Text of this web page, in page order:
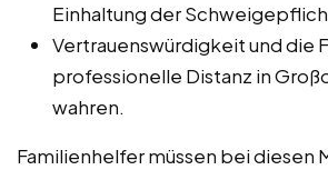
Einhaltung der
Vertrauenswürdigkeit und die
professionelle Distanz in
wahren.
Familienhelfer müssen bei diesen